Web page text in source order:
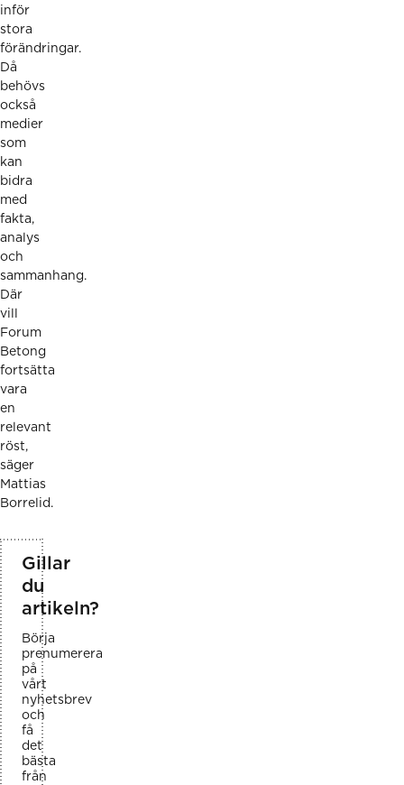
inför
stora
förändringar.
Då
behövs
också
medier
som
kan
bidra
med
fakta,
analys
och
sammanhang.
Där
vill
Forum
Betong
fortsätta
vara
en
relevant
röst,
säger
Mattias
Borrelid.
Gillar
du
artikeln?
Börja
prenumerera
på
vårt
nyhetsbrev
och
få
det
bästa
från